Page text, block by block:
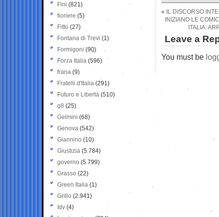
«
IL DISCORSO
INIZIANO LE
ITALIA:
Leave a
You must be
Fini (821)
fioriere (5)
Fitto (27)
Fontana di Trevi (1)
Formigoni (90)
Forza Italia (596)
frana (9)
Fratelli d'Italia (291)
Futuro e Libertà (510)
g8 (25)
Gelmini (68)
Genova (542)
Giannino (10)
Giustizia (5.784)
governo (5.799)
Grasso (22)
Green Italia (1)
Grillo (2.941)
Idv (4)